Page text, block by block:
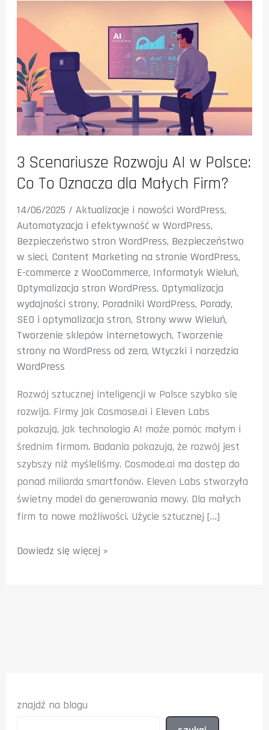
3 Scenariusze Rozwoju AI w Polsce:
Co To Oznacza dla Małych Firm?
14/06/2025 /Aktualizacje i nowości WordPress,
Automatyzacja i efektywność w WordPress,
Bezpieczeństwo stron WordPress, Bezpieczeństwo
w sieci, Content Marketing na stronie WordPress,
E-commerce z WooCommerce, Informatyk Wieluń,
Optymalizacja stron WordPress, Optymalizacja
wydajności strony, Poradniki WordPress, Porady,
SEO i optymalizacja stron, Strony www Wieluń,
Tworzenie sklepów internetowych, Tworzenie
strony na WordPress od zera,Wtyczki i narzędzia
WordPress
Rozwój sztucznej inteligencji w Polsce szybko się
rozwija. Firmy jak Cosmose.ai i Eleven Labs
pokazują, jak technologia AI może pomóc małym i
średnim firmom. Badania pokazują, że rozwój jest
szybszy niż myśleliśmy. Cosmode.ai ma dostęp do
ponad miliarda smartfonów. Eleven Labs stworzyła
świetny model do generowania mowy. Dla małych
firm to nowe możliwości. Użycie sztucznej […]
3
dla
Dowiedz się więcej »
znajdź na blogu